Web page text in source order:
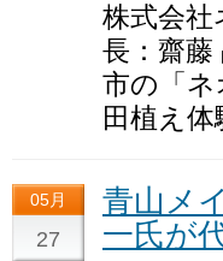
株式会社
長：齋藤
市の「
田植え体
05月
27
青山メ
一氏が